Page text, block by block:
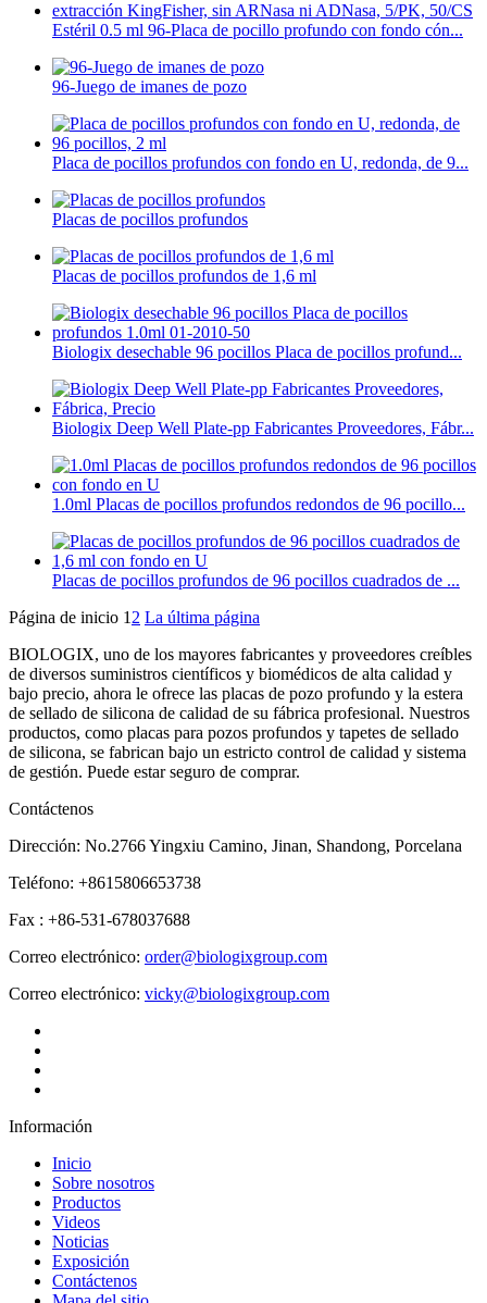
Estéril 0.5 ml 96-Placa de pocillo profundo con fondo cón...
96-Juego de imanes de pozo
Placa de pocillos profundos con fondo en U, redonda, de 9...
Placas de pocillos profundos
Placas de pocillos profundos de 1,6 ml
Biologix desechable 96 pocillos Placa de pocillos profund...
Biologix Deep Well Plate-pp Fabricantes Proveedores, Fábr...
1.0ml Placas de pocillos profundos redondos de 96 pocillo...
Placas de pocillos profundos de 96 pocillos cuadrados de ...
Página de inicio 1 2 La última página
BIOLOGIX, uno de los mayores fabricantes y proveedores creíbles
de diversos suministros científicos y biomédicos de alta calidad y
bajo precio, ahora le ofrece las placas de pozo profundo y la estera
de sellado de silicona de calidad de su fábrica profesional. Nuestros
productos, como placas para pozos profundos y tapetes de sellado
de silicona, se fabrican bajo un estricto control de calidad y sistema
de gestión. Puede estar seguro de comprar.
Contáctenos
Dirección: No.2766 Yingxiu Camino, Jinan, Shandong, Porcelana
Teléfono: +8615806653738
Fax : +86-531-678037688
Correo electrónico: order@biologixgroup.com
Correo electrónico: vicky@biologixgroup.com
Información
Inicio
Sobre nosotros
Productos
Videos
Noticias
Exposición
Contáctenos